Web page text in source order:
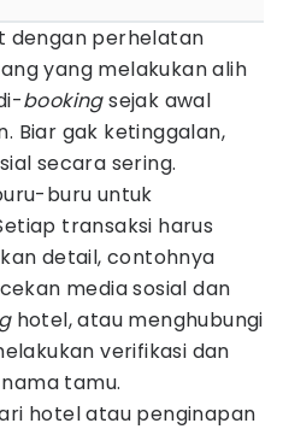
dengan perhelatan
yang melakukan alih
bookingsejak awal
Biar gak ketinggalan,
secara sering.
buru untuk
transaksi harus
detail, contohnya
media sosial dan
hotel, atau menghubungi
verifikasi dan
tamu.
hotel atau penginapan